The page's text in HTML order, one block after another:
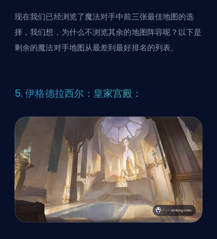
现在我们已经浏览了魔法对手中前三张最佳地图的选
择，我们想，为什么不浏览其余的地图阵容呢？以下是
剩余的魔法对手地图从最差到最好排名的列表。
5. 伊格德拉西尔：皇家宫殿：